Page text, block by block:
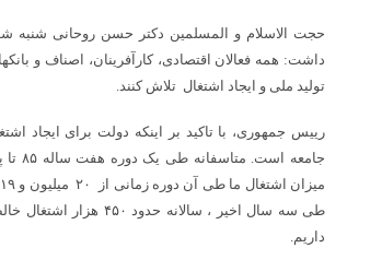
حجت الاسلام و المسلمین دکتر حسن روحانی شنبه
داشت: همه فعالان اقتصادی، کارآفرینان، اصناف و
تولید ملی و ایجاد اشتغال تلاش کنند.
رییس جمهوری، با تاکید بر اینکه دولت برای ایجاد
طی سه سال اخیر ،
داریم.